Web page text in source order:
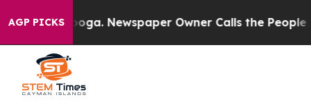
AGP PICKS Newspaper Owner Calls the People